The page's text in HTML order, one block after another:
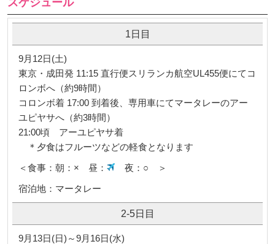
1日目
9月12日(土)
東京・成田発 11:15 直行便スリランカ航空UL455便にてコ
ロンボへ（約9時間）
コロンボ着 17:00 到着後、専用車にてマータレーのアー
ユピヤサへ（約3時間）
21:00頃 アーユピヤサ着
＊夕食はフルーツなどの軽食となります
＜食事：朝：× 昼：
夜：○ ＞
宿泊地：マータレー
2-5日目
9月13日(日)～9月16日(水)